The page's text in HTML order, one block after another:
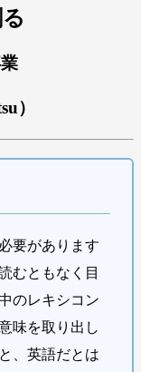
）
要があります
むともなく目
のレキシコン
味を取り出し
、英語だとは